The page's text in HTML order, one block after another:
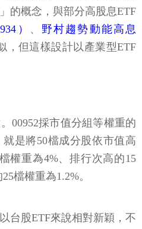
的概念，與部分高股息ETF
） 、 野村趨勢動能高息
，但這樣設計以產業型ETF
00952採市值分組等權重的
是將50檔成分股依市值高
權重為4%、排行次高的15
檔權重為1.2%。
台股ETF來說相對新穎，不